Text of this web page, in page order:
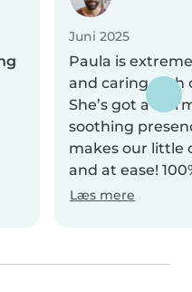
Juni 2025
Paula is
and caring with
She’s got a
soothing
makes our little
and at ease!
Læs mere